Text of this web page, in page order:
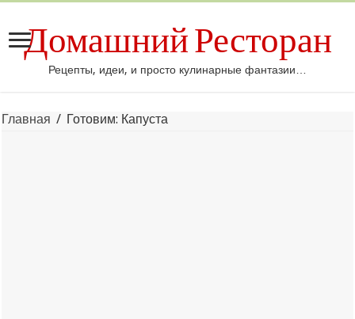
Домашний Ресторан
Рецепты, идеи, и просто кулинарные фантазии…
Главная / Готовим: Капуста